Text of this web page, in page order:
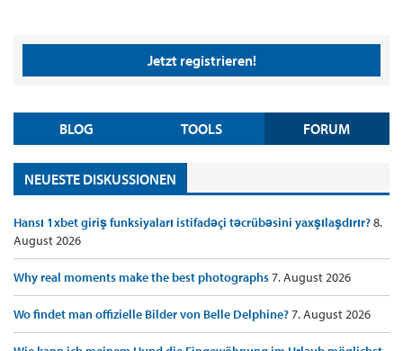
Jetzt registrieren!
BLOG TOOLS FORUM
NEUESTE DISKUSSIONEN
Hansı 1xbet giriş funksiyaları istifadəçi təcrübəsini yaxşılaşdırır?8.
August 2026
Why real moments make the best photographs7. August 2026
Wo findet man offizielle Bilder von Belle Delphine?7. August 2026